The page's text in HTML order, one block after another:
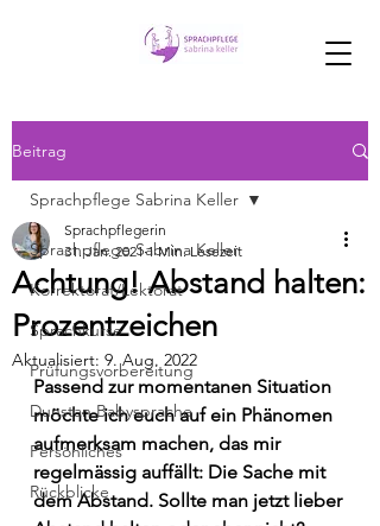
Beitrag
Sprachpflege Sabrina Keller
Korrektorat/Lektorat
Sprachkurse
Prüfungsvorbereitung
Dunstan Babysprache
Persönliches
Rückblicke
Sprachpflege Sabrina Keller
Achtung! Abstand halten:
Prozentzeichen
Sprachpflegerin
31. Jan. 2021 1 Min. Lesezeit
Aktualisiert: 9. Aug. 2022
Passend zur momentanen Situation
möchte ich euch auf ein Phänomen
aufmerksam machen, das mir
regelmässig auffällt: Die Sache mit
dem Abstand. Sollte man jetzt lieber